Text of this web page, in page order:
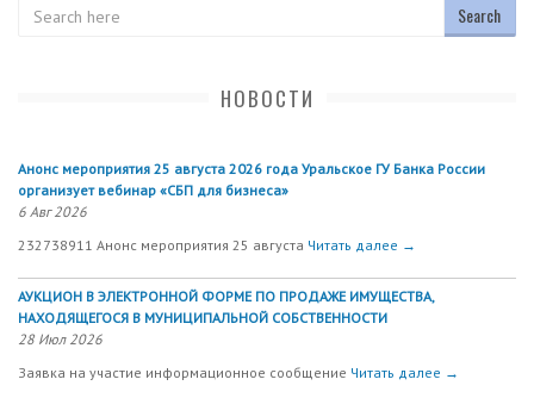
НОВОСТИ
Анонс мероприятия 25 августа 2026 года Уральское ГУ Банка России
организует вебинар «СБП для бизнеса»
6 Авг 2026
232738911 Анонс мероприятия 25 августа Читать далее →
АУКЦИОН В ЭЛЕКТРОННОЙ ФОРМЕ ПО ПРОДАЖЕ ИМУЩЕСТВА,
НАХОДЯЩЕГОСЯ В МУНИЦИПАЛЬНОЙ СОБСТВЕННОСТИ
28 Июл 2026
Заявка на участие информационное сообщение Читать далее →